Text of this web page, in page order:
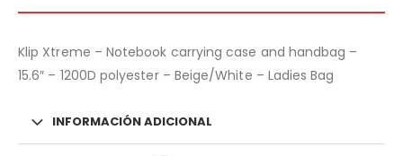
Klip Xtreme – Notebook carrying case and handbag –
15.6″ – 1200D polyester – Beige/White – Ladies Bag
INFORMACIÓN ADICIONAL